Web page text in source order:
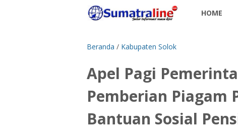
HOME
Beranda / Kabupaten Solok
Apel Pagi
Pemberian Piagam
Bantuan Sosial